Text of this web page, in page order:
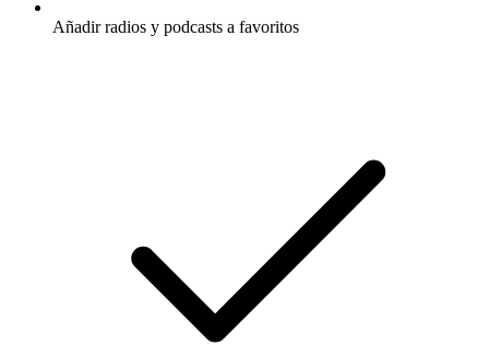
Añadir radios y podcasts a favoritos